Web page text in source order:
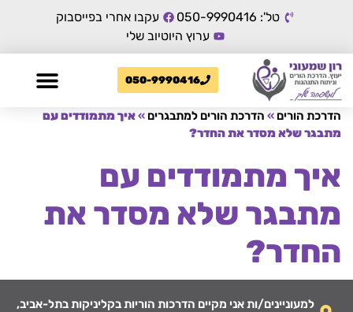
טל': 050-9990416
עקבו אחרי בפייסבוק
ערוץ היוטיוב שלי
050-9990416
הדרכת הורים » הדרכת הורים למתבגרים »איך מתמודדים עם
מתבגר שלא מסדר את החדר?
איך מתמודדים עם
מתבגר שלא מסדר את
החדר?
למעוניינים/ות אני מקיים הדרכות הוריות בקליניקות בתל-אביב,